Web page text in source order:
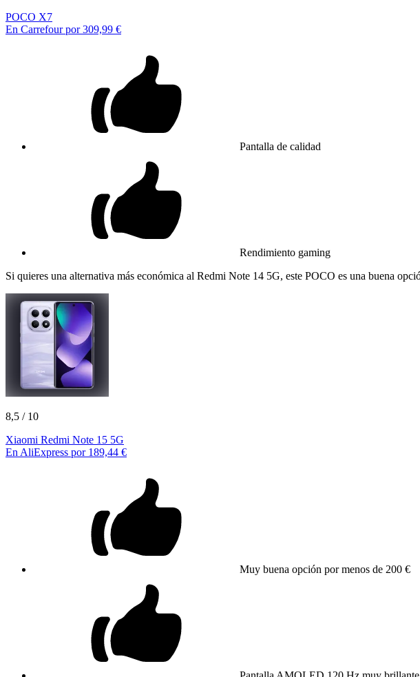
POCO X7
En Carrefour por 309,99 €
Pantalla de calidad
Rendimiento gaming
Si quieres una alternativa más económica al Redmi Note 14 5G, este POCO es una buena
8,5 / 10
Xiaomi Redmi Note 15 5G
En AliExpress por 189,44 €
Muy buena opción por menos de 200 €